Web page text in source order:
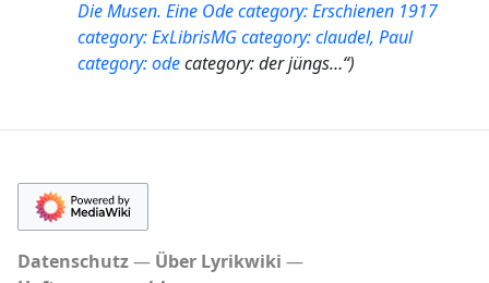
0
8
Die Musen. Eine Ode category: Erschienen 1917
category: ExLibrisMG category: claudel, Paul
category: odecategory: der jüngs…“
Datenschutz
Über Lyrikwiki